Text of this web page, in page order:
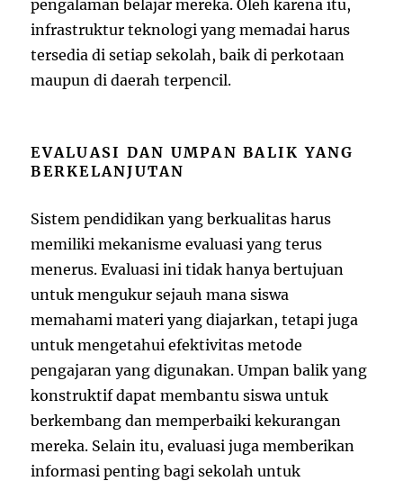
pengalaman belajar mereka. Oleh karena itu,
infrastruktur teknologi yang memadai harus
tersedia di setiap sekolah, baik di perkotaan
maupun di daerah terpencil.
EVALUASI DAN UMPAN BALIK YANG
BERKELANJUTAN
Sistem pendidikan yang berkualitas harus
memiliki mekanisme evaluasi yang terus
menerus. Evaluasi ini tidak hanya bertujuan
untuk mengukur sejauh mana siswa
memahami materi yang diajarkan, tetapi juga
untuk mengetahui efektivitas metode
pengajaran yang digunakan. Umpan balik yang
konstruktif dapat membantu siswa untuk
berkembang dan memperbaiki kekurangan
mereka. Selain itu, evaluasi juga memberikan
informasi penting bagi sekolah untuk